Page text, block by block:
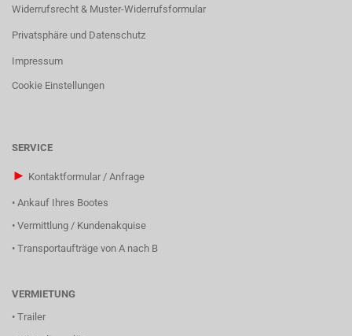
Widerrufsrecht & Muster-Widerrufsformular
Privatsphäre und Datenschutz
Impressum
Cookie Einstellungen
SERVICE
► Kontaktformular / Anfrage
• Ankauf Ihres Bootes
• Vermittlung / Kundenakquise
• Transportaufträge von A nach B
VERMIETUNG
• Trailer